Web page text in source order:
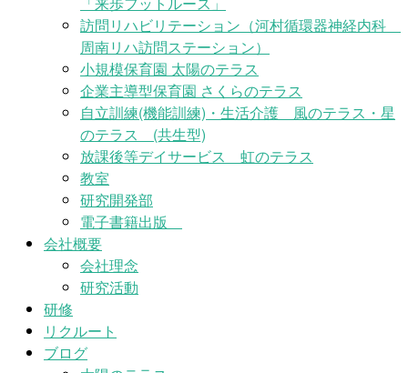
訪問リハビリテーション（河村循環器神経内科
周南リハ訪問ステーション）
小規模保育園 太陽のテラス
企業主導型保育園 さくらのテラス
自立訓練(機能訓練)・生活介護 風のテラス・星
のテラス (共生型)
放課後等デイサービス 虹のテラス
教室
研究開発部
電子書籍出版
会社概要
会社理念
研究活動
研修
リクルート
ブログ